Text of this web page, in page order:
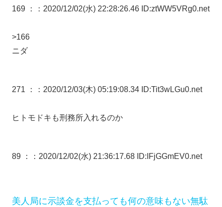
169 ： ：2020/12/02(水) 22:28:26.46 ID:ztWW5VRg0.net
>166
ニダ
271 ： ：2020/12/03(木) 05:19:08.34 ID:Tit3wLGu0.net
ヒトモドキも刑務所入れるのか
89 ： ：2020/12/02(水) 21:36:17.68 ID:IFjGGmEV0.net
美人局に示談金を支払っても何の意味もない無駄